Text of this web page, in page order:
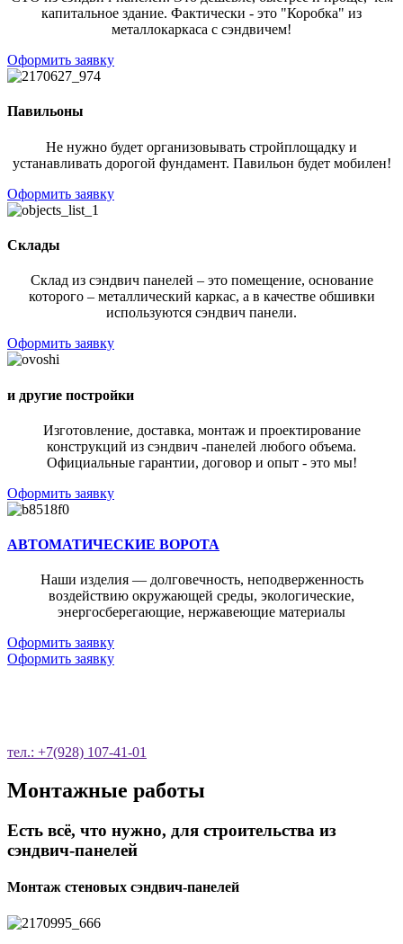
капитальное здание. Фактически - это "Коробка" из
металлокаркаса с сэндвичем!
Оформить заявку
Павильоны
Не нужно будет организовывать стройплощадку и
устанавливать дорогой фундамент. Павильон будет мобилен!
Оформить заявку
Склады
Склад из сэндвич панелей – это помещение, основание
которого – металлический каркас, а в качестве обшивки
используются сэндвич панели.
Оформить заявку
и другие постройки
Изготовление, доставка, монтаж и проектирование
конструкций из сэндвич -панелей любого объема.
Официальные гарантии, договор и опыт - это мы!
Оформить заявку
АВТОМАТИЧЕСКИЕ ВОРОТА
Наши изделия — долговечность, неподверженность
воздействию окружающей среды, экологические,
энергосберегающие, нержавеющие материалы
Оформить заявку
Оформить заявку
тел.: +7(928) 107-41-01
Монтажные работы
Есть всё, что нужно, для строительства из
сэндвич-панелей
Монтаж стеновых сэндвич-панелей